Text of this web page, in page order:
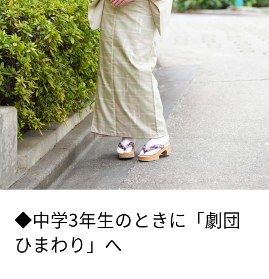
◆中学3年生のときに「劇団
ひまわり」へ